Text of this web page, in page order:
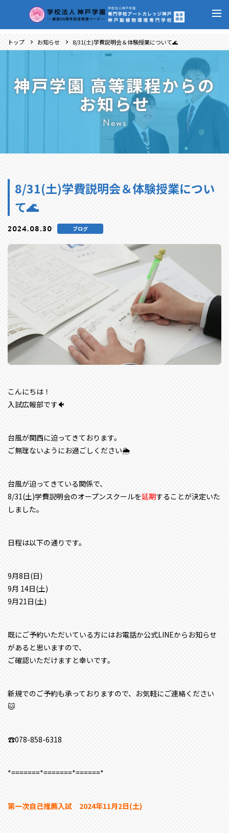
トップ お知らせ 8/31(土)学費説明会＆体験授業について🌊
神戸学園 高等課程からの
お知らせ
News
8/31(土)学費説明会＆体験授業につい
て🌊
2024.08.30 ブログ
こんにちは！
入試広報部です🐠
台風が関西に迫ってきております。
ご無理ないようにお過ごしください🌦️
台風が迫ってきている関係で、
8/31(土)学費説明会のオープンスクールを延期することが決定いた
しました。
日程は以下の通りです。
9月8日(日)
9月 14日(土)
9月21日(土)
既にご予約いただいている方にはお電話か公式LINEからお知らせ
があると思いますので、
ご確認いただけますと幸いです。
新規でのご予約も承っておりますので、お気軽にご連絡ください
🐱
☎078-858-6318
*=======*=======*======*
第一次自己推薦入試 2024年11月2日(土)